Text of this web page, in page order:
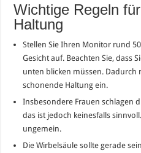
Wichtige Regeln
Haltung
Stellen Sie Ihren Monitor rund
Gesicht auf. Beachten Sie, dass
unten blicken müssen. Dadurch
schonende Haltung ein.
Insbesondere Frauen schlagen
das ist jedoch keinesfalls
ungemein.
Die Wirbelsäule sollte gerade